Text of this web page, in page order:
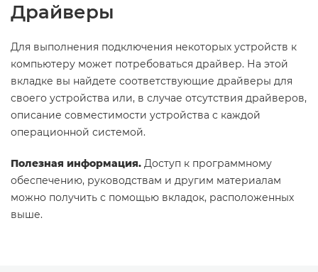
Драйверы
Для выполнения подключения некоторых устройств к
компьютеру может потребоваться драйвер. На этой
вкладке вы найдете соответствующие драйверы для
своего устройства или, в случае отсутствия драйверов,
описание совместимости устройства с каждой
операционной системой.
Полезная информация. Доступ к программному
обеспечению, руководствам и другим материалам
можно получить с помощью вкладок, расположенных
выше.